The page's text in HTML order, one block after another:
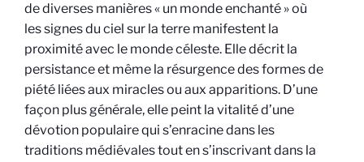
de diverses manières « un monde enchanté » où
les signes du ciel sur la terre manifestent la
proximité avec le monde céleste. Elle décrit la
persistance et même la résurgence des formes de
piété liées aux miracles ou aux apparitions. D’une
façon plus générale, elle peint la vitalité d’une
dévotion populaire qui s’enracine dans les
traditions médiévales tout en s’inscrivant dans la